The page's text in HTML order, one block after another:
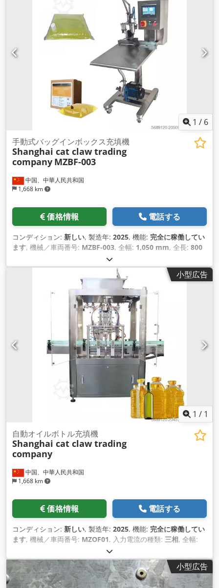
1 / 6
中国、中華人民共和国
1,668 km
手動式バッグインボックス充填機
Shanghai cat claw trading
company MZBF-003
価格情報 電話する
コンディション: 新しい, 製造年: 2025, 機能: 完全に稼働してい
ます, 機械／車両番号: MZBF-003, 全幅: 1,050 mm, 全長: 800
, 空車重量:
幅:1,100 mm, 設置スペース要件 長さ:1,000 mm, 必要高さ:
CEマーキング, 小型広告
1 / 1
中国、中華人民共和国
1,668 km
自動オイルボトル充填機
Shanghai cat claw trading
company
価格情報 電話する
コンディション: 新しい, 製造年: 2025, 機能: 完全に稼働してい
ます, 機械／車両番号: MZOF01, 入力電流の種類: 三相, 全幅:
, 全高:
ワーク重量（最大）:450 kg（キログラム）, 通過高さ:1,200
mm, 装備:CEマーキング, 小型広告